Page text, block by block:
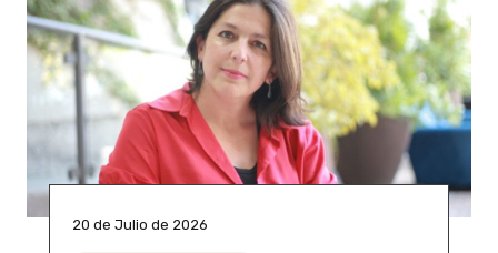
20 de Julio de 2026